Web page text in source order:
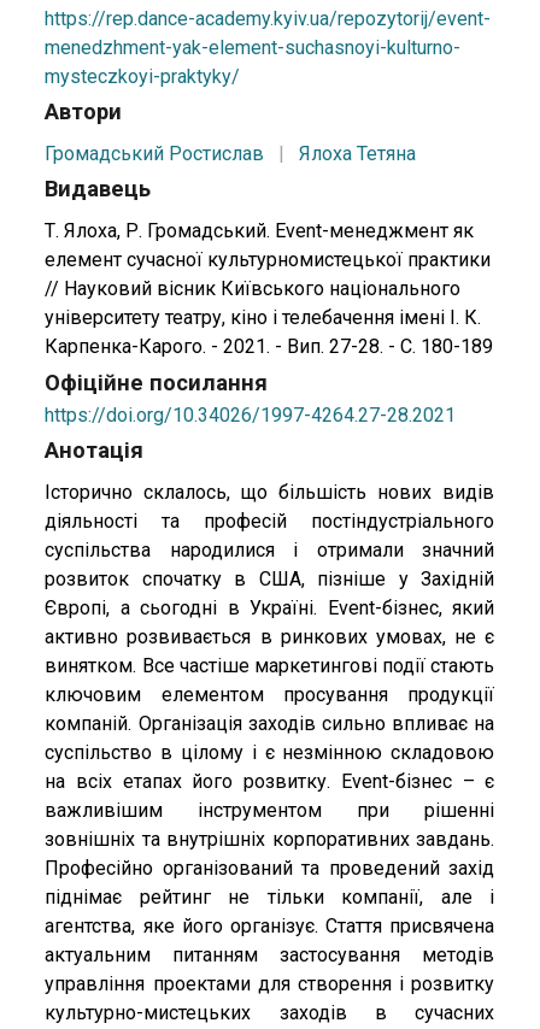
https://rep.dance-academy.kyiv.ua/repozytorij/event-
menedzhment-yak-element-suchasnoyi-kulturno-
mysteczkoyi-praktyky/
Автори
Громадський Ростислав | Ялоха Тетяна
Видавець
Т. Ялоха, Р. Громадський. Event-менеджмент як
елемент сучасної культурномистецької практики
// Науковий вісник Київського національного
університету театру, кіно і телебачення імені І. К.
Карпенка-Карого. - 2021. - Вип. 27-28. - С. 180-189
Офіційне посилання
https://doi.org/10.34026/1997-4264.27-28.2021
Анотація
Історично склалось, що більшість нових видів
діяльності та професій постіндустріального
суспільства народилися і отримали значний
розвиток спочатку в США, пізніше у Західній
Європі, а сьогодні в Україні. Еvent-бізнес, який
активно розвивається в ринкових умовах, не є
винятком. Все частіше маркетингові події стають
ключовим елементом просування продукції
компаній. Організація заходів сильно впливає на
суспільство в цілому і є незмінною складовою
на всіх етапах його розвитку. Event-бізнес – є
важливішим інструментом при рішенні
зовнішніх та внутрішніх корпоративних завдань.
Професійно організований та проведений захід
піднімає рейтинг не тільки компанії, але і
агентства, яке його організує. Стаття присвячена
актуальним питанням застосування методів
управління проектами для створення і розвитку
культурно-мистецьких заходів в сучасних